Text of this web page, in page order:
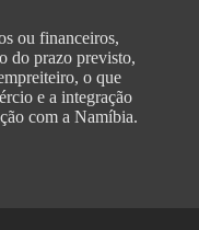
ou financeiros,
do prazo previsto,
o que
e a integração
com a Namíbia.